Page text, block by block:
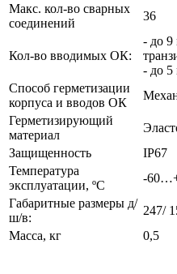
Макс. кол-во сварных
соединений
36
Кол-во вводимых ОК:
- до
- до
Способ герметизации
корпуса и вводов ОК
Герметизирующий
материал
Защищенность
IP67
Температура
эксплуатации, ºС
-
Габаритные размеры д/
ш/в:
247/
Масса, кг
0,5